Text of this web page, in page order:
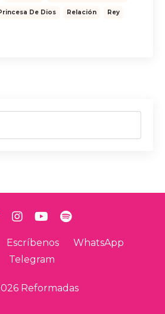
De Dios Relación Rey
Escríbenos
WhatsApp
Telegram
Reformadas